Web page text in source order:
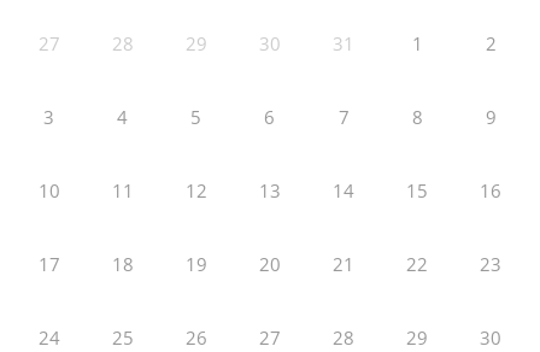
27 28 29 30 31 1 2
3 4 5 6 7 8 9
10 11 12 13 14 15 16
17 18 19 20 21 22 23
24 25 26 27 28 29 30